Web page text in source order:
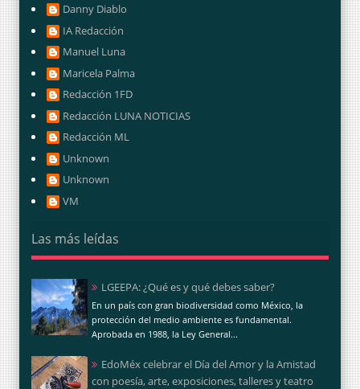
Danny Diablo
IA Redacción
Manuel Luna
Maricela Palma
Redacción 1FD
Redacción LUNA NOTICIAS
Redacción ML
Unknown
Unknown
VM
Las más leídas
LGEEPA: ¿Qué es y qué debes saber?
En un país con gran biodiversidad como México, la
protección del medio ambiente es fundamental.
Aprobada en 1988, la Ley General...
EdoMéx celebrar el Día del Amor y la Amistad
con poesía, arte, exposiciones, talleres y teatro